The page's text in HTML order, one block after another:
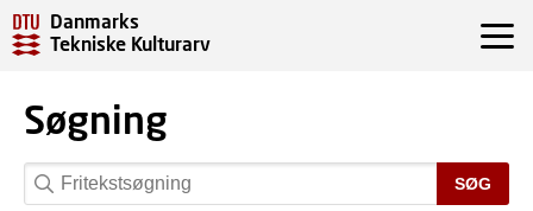
Danmarks
Tekniske Kulturarv
Søgning
SØG